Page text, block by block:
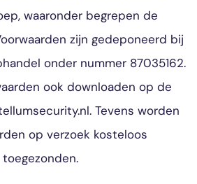
waaronder begrepen de
zijn gedeponeerd bij
onder nummer 87035162.
ook downloaden op de
Tevens worden
op verzoek kosteloos
toegezonden.